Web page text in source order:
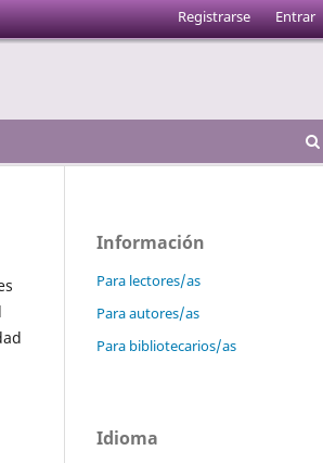
Registrarse Entrar
Información
Para lectores/as
Para autores/as
Para bibliotecarios/as
Idioma